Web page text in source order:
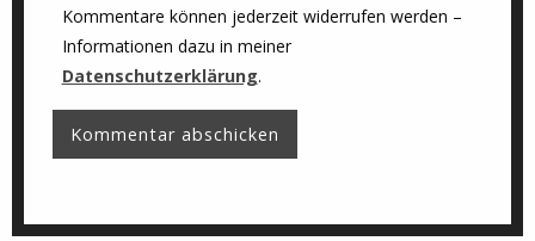
Kommentare können jederzeit widerrufen werden –
Informationen dazu in meiner
Datenschutzerklärung.